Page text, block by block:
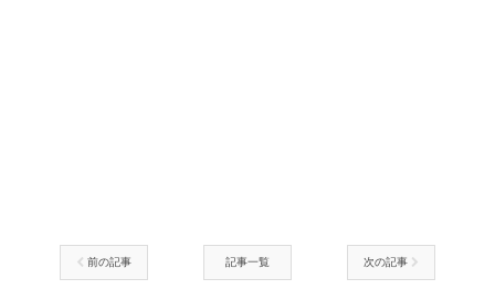
前の記事 記事一覧 次の記事